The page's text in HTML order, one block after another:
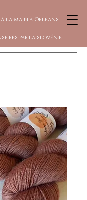
la main à Orléans
par la slovénie